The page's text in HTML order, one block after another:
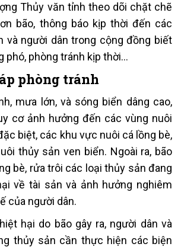
Thủy văn tỉnh theo dõi chặt chẽ
bão, thông báo kịp thời đến các
và người dân trong cộng đồng biết
phó, phòng tránh kịp thời…
phòng tránh
mưa lớn, và sóng biển dâng cao,
cơ ảnh hưởng đến các vùng nuôi
biệt, các khu vực nuôi cá lồng bè,
thủy sản ven biển. Ngoài ra, bão
bè, rửa trôi các loại thủy sản đang
về tài sản và ảnh hưởng nghiêm
của người dân.
hại do bão gây ra, người dân và
thủy sản cần thực hiện các biện